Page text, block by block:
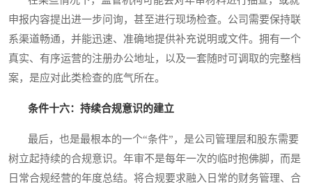
申报内容提出进一步问询，甚至进行现场检查。公司需要保持联
系渠道畅通，并能迅速、准确地提供补充说明或文件。拥有一个
真实、有序运营的注册办公地址，以及一套随时可调取的完整档
案，是应对此类检查的底气所在。
条件十六：持续合规意识的建立
最后，也是最根本的一个“条件”，是公司管理层和股东需要
树立起持续的合规意识。年审不是每年一次的临时抱佛脚，而是
日常合规经营的年度总结。将合规要求融入日常的财务管理、合